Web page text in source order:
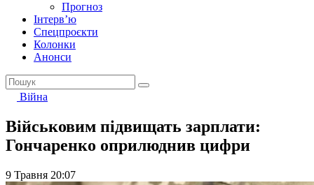
Прогноз
Інтерв’ю
Спецпроєкти
Колонки
Анонси
Війна
Військовим підвищать зарплати:
Гончаренко оприлюднив цифри
9 Травня 20:07